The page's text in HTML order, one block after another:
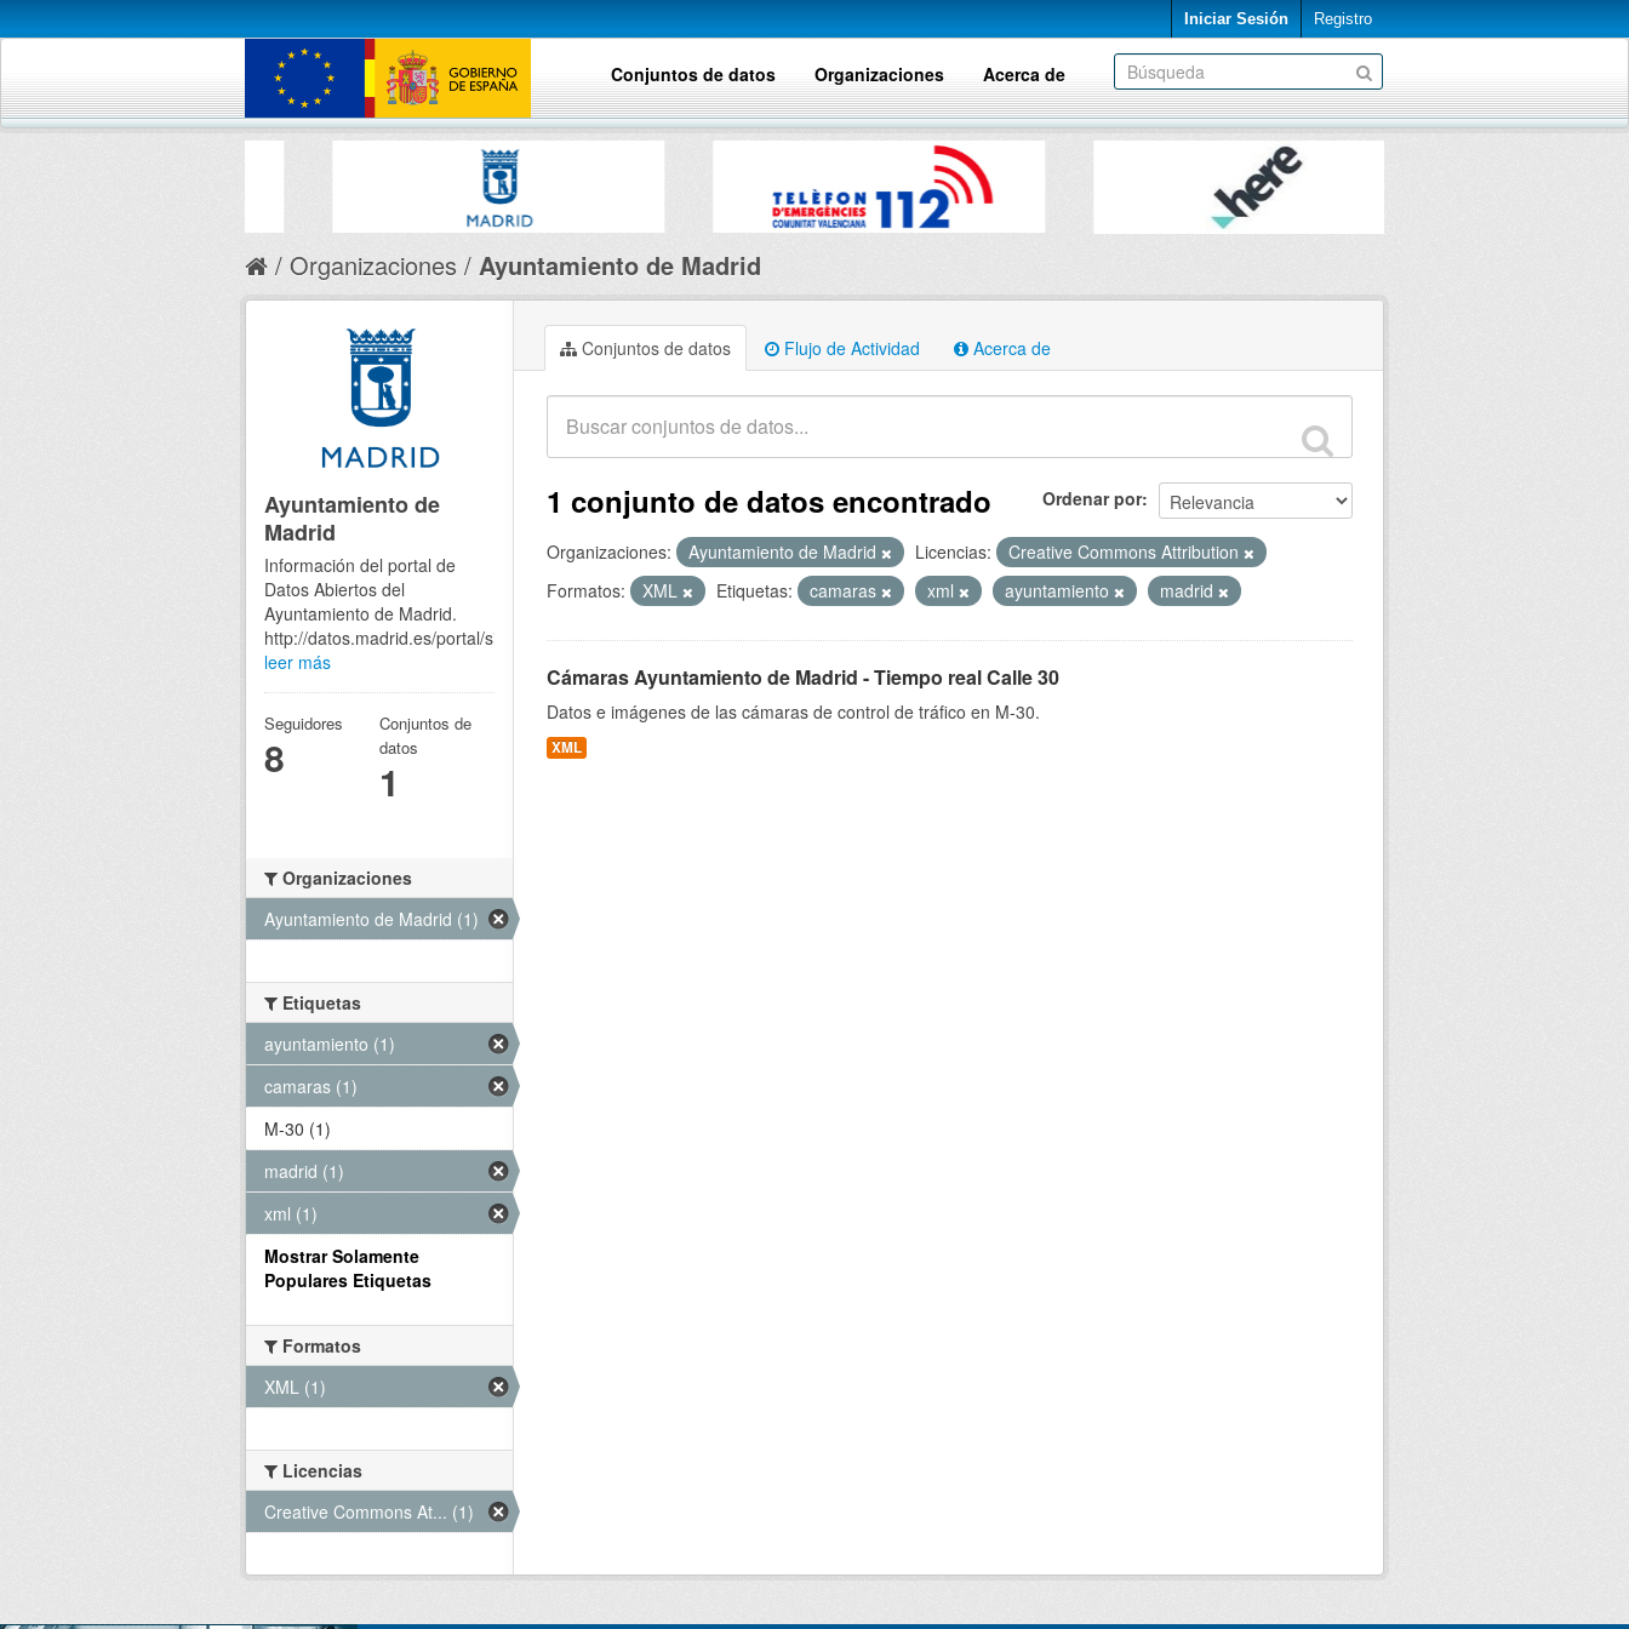
Iniciar Sesión Registro
Conjuntos de datos Organizaciones Acerca de
Organizaciones Ayuntamiento de Madrid
Conjuntos de datos Flujo de Actividad Acerca de
Ordenar por
1 conjunto de datos encontrado
Organizaciones: Ayuntamiento de Madrid Licencias:
Creative Commons Attribution
Formatos:
XML Etiquetas: camaras xml ayuntamiento madrid
Cámaras Ayuntamiento de Madrid - Tiempo real Calle 30
Datos e imágenes de las cámaras de control de tráfico en M-30.
XML
Ayuntamiento de
Madrid
Información del portal de
Datos Abiertos del
Ayuntamiento de Madrid.
http://datos.madrid.es/portal/site/egob
leer más
Seguidores
8
Conjuntos de
datos
1
Organizaciones
Ayuntamiento de Madrid (1)
Etiquetas
ayuntamiento (1)
camaras (1)
M-30 (1)
madrid (1)
xml (1)
Mostrar Solamente
Populares Etiquetas
Formatos
XML (1)
Licencias
Creative Commons At... (1)